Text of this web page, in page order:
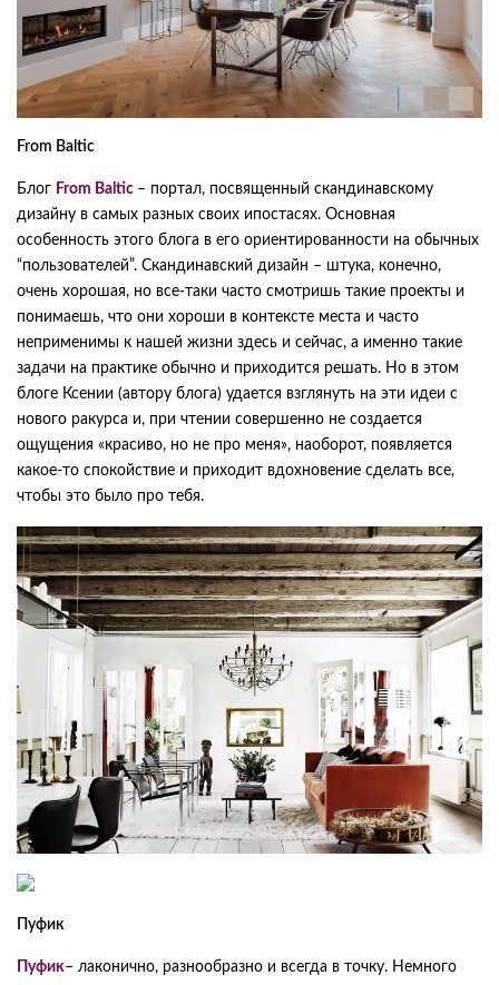
From Baltic
Блог From Baltic – портал, посвященный скандинавскому
дизайну в самых разных своих ипостасях. Основная
особенность этого блога в его ориентированности на обычных
“пользователей”. Скандинавский дизайн – штука, конечно,
очень хорошая, но все-таки часто смотришь такие проекты и
понимаешь, что они хороши в контексте места и часто
неприменимы к нашей жизни здесь и сейчас, а именно такие
задачи на практике обычно и приходится решать. Но в этом
блоге Ксении (автору блога) удается взглянуть на эти идеи с
нового ракурса и, при чтении совершенно не создается
ощущения «красиво, но не про меня», наоборот, появляется
какое-то спокойствие и приходит вдохновение сделать все,
чтобы это было про тебя.
Пуфик
Пуфик– лаконично, разнообразно и всегда в точку. Немного